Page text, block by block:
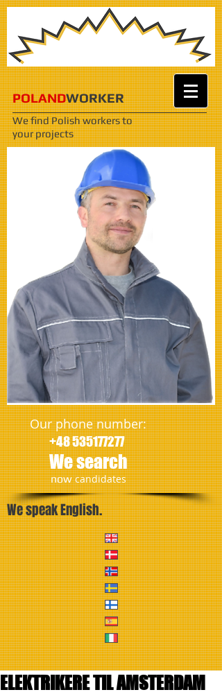
POLANDWORKER
We find Polish workersto
your projects
Our phone number:
+48 535177277
We search
​nowcandidates
We speak English.
ELEKTRIKERE TIL AMSTERDAM